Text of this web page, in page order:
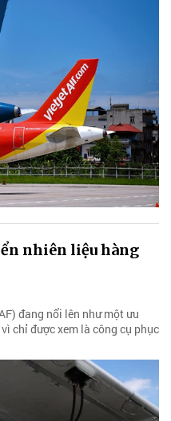
nhiên liệu hàng
đang nổi lên như một ưu
chỉ được xem là công cụ phục